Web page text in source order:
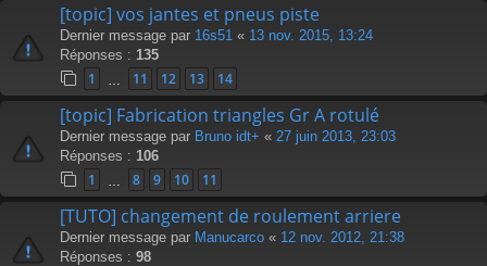
[topic] vos jantes et pneus piste
Dernier message par 16s51 « 13 nov. 2015, 13:24
Réponses : 135
1 11 12 13 14
[topic] Fabrication triangles Gr A rotulé
Dernier message par Bruno idt+ « 27 juin 2013, 23:03
Réponses : 106
1 8 9 10 11
[TUTO] changement de roulement arriere
Dernier message par Manucarco « 12 nov. 2012, 21:38
Réponses : 98